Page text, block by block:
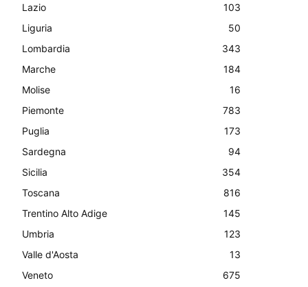
Lazio
103
Liguria
50
Lombardia
343
Marche
184
Molise
16
Piemonte
783
Puglia
173
Sardegna
94
Sicilia
354
Toscana
816
Trentino Alto Adige
145
Umbria
123
Valle d'Aosta
13
Veneto
675